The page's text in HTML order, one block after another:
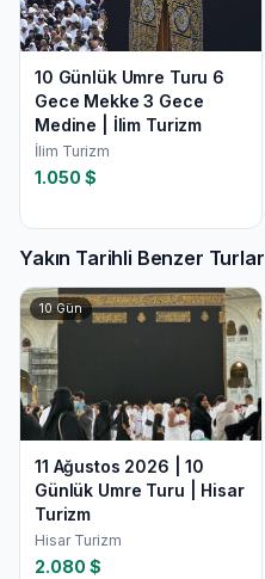
10 Günlük Umre Turu 6
Gece Mekke 3 Gece
Medine | İlim Turizm
İlim Turizm
1.050 $
Yakın Tarihli Benzer Turlar
10Gün
11 Ağustos 2026 | 10
Günlük Umre Turu | Hisar
Turizm
Hisar Turizm
2.080 $